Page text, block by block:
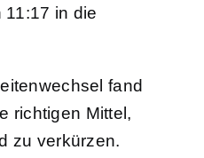
in die
fand
richtigen Mittel,
zu verkürzen.